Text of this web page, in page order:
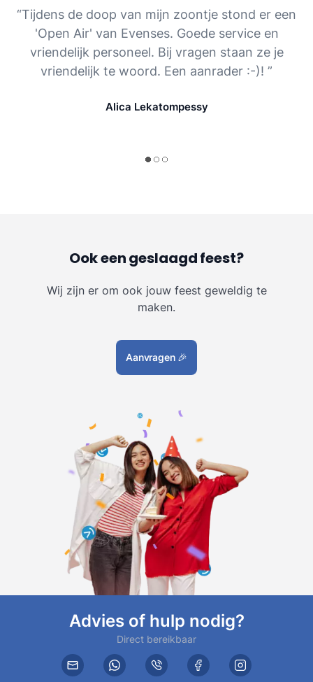
“Tijdens de doop van mijn zoontje stond er een
'Open Air' van Evenses. Goede service en
vriendelijk personeel. Bij vragen staan ze je
vriendelijk te woord. Een aanrader :-)! ”
Alica Lekatompessy
Ook een geslaagd feest?
Wij zijn er om ook jouw feest geweldig te
maken.
Aanvragen 🎉
Advies of hulp nodig?
Direct bereikbaar